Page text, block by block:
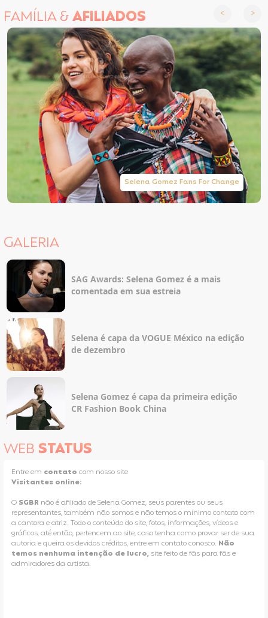
FAMÍLIA &AFILIADOS
Selena Gomez Fans For Change
GALERIA
SAG Awards: Selena Gomez é a mais
comentada em sua estreia
Selena é capa da VOGUE México na edição
de dezembro
Selena Gomez é capa da primeira edição
CR Fashion Book China
WEB STATUS
Entre em contato com nosso site
Visitantes online:
O SGBR não é afiliado de Selena Gomez, seus parentes ou seus
representantes, também não somos e não temos o mínimo contato com
a cantora e atriz. Todo o conteúdo do site, fotos, informações, vídeos e
gráficos, até então, pertencem ao site, caso tenha como provar ser de sua
autoria e queira os devidos créditos, entre em contato conosco. Não
temos nenhuma intenção de lucro, site feito de fãs para fãs e
admiradores da artista.